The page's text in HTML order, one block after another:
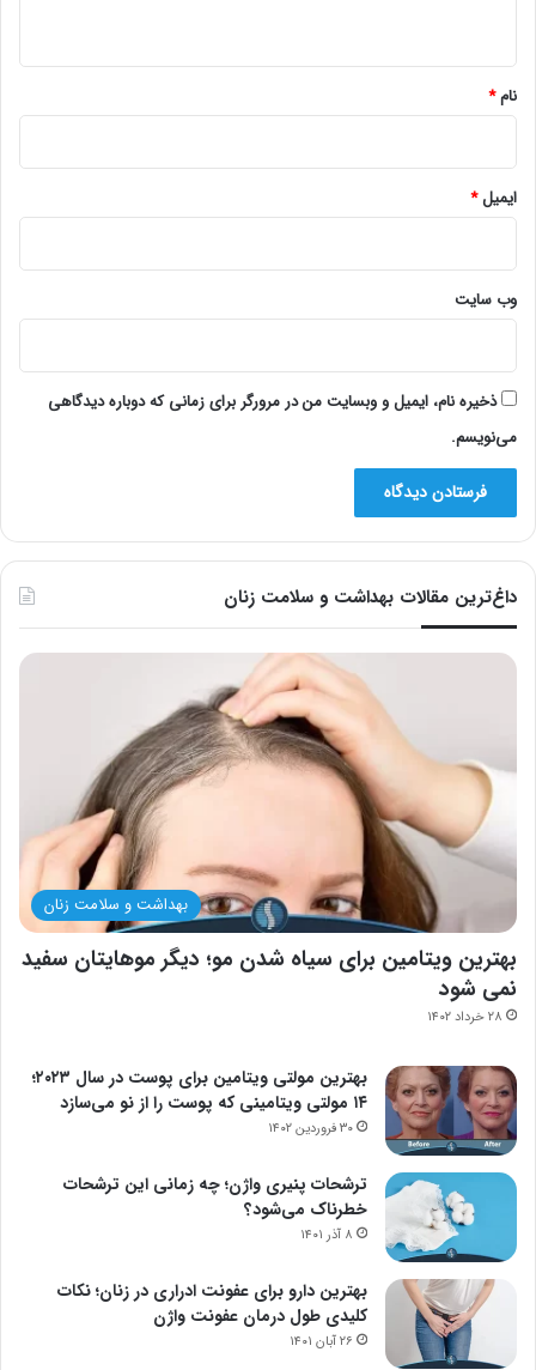
نام*
ایمیل*
وب‌ سایت
ذخیره نام، ایمیل و وبسایت من در مرورگر برای زمانی که دوباره دیدگاهی
می‌نویسم.
داغ‌ترین مقالات بهداشت و سلامت زنان
بهداشت و سلامت زنان
بهترین ویتامین برای سیاه شدن مو؛ دیگر موهایتان سفید
نمی شود
۲۸ خرداد ۱۴۰۲
بهترین مولتی ویتامین برای پوست در سال ۲۰۲۳؛
۱۴ مولتی ویتامینی که پوست را از نو می‌سازد
۳۰ فروردین ۱۴۰۲
ترشحات پنیری واژن؛ چه زمانی این ترشحات
خطرناک می‌شود؟
۸ آذر ۱۴۰۱
بهترین دارو برای عفونت ادراری در زنان؛ نکات
کلیدی طول درمان عفونت واژن
۲۶ آبان ۱۴۰۱